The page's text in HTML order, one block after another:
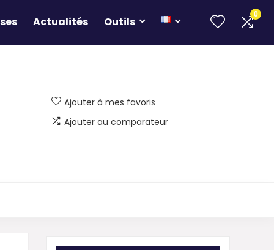
Actualités Outils
0
Ajouter à mes favoris
Ajouter au comparateur